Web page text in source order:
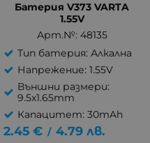
Батерия V373 VARTA
1.55V
Арт.№: 48135
Тип батерия: Алкална
Напрежение: 1.55V
Външни размери:
9.5x1.65mm
Капацитет: 30mAh
2.45 € / 4.79 лв.